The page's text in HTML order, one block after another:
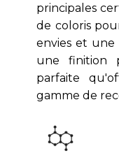
principales
de coloris
envies et une
une finition
parfaite
gamme de